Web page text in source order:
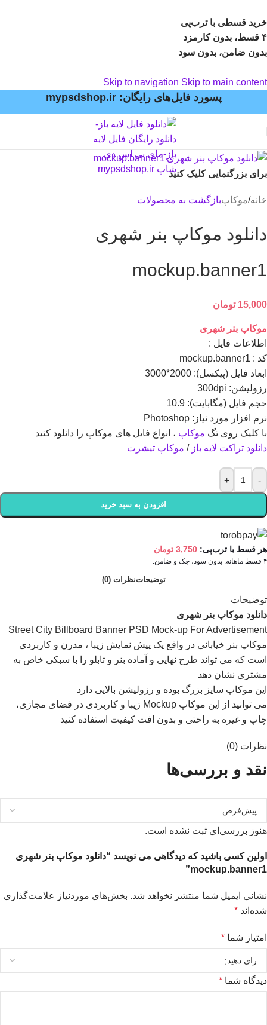
خرید قسطی با ترب‌پی
۴ قسط، بدون کارمزد
بدون ضامن، بدون سود
Skip to navigation Skip to main content
پسورد فایل‌های رایگان: mypsdshop.ir
برای بزرگنمایی کلیک کنید
خانه/موکاپبازگشت به محصولات
دانلود موکاپ بنر شهری
mockup.banner1
15,000 تومان
موکاپ بنر شهری
اطلاعات فايل :
کد : mockup.banner1
ابعاد فايل (پيکسل): 2000*3000
رزوليشن: 300dpi
حجم فايل (مگابايت): 10.9
نرم افزار مورد نياز: Photoshop
با کلیک روی تگ موکاپ ، انواع فایل های موکاپ را دانلود کنید
دانلود تراکت لایه باز / موکاپ تیشرت
-
+
افزودن به سبد خرید
هر قسط با ترب‌پی: 3,750 تومان
۴ قسط ماهانه. بدون سود، چک و ضامن.
توضیحاتنظرات (0)
توضیحات
دانلود موکاپ بنر شهری
Street City Billboard Banner PSD Mock-up For Advertisement
موکاپ بنر خیابانی در واقع يک پيش نمايش زيبا ، مدرن و کاربردی
است که مي تواند طرح نهایی و آماده بنر و تابلو را با سبکی خاص به
مشتری نشان دهد
اين موکاپ سايز بزرگ بوده و رزوليشن بالايی دارد
می توانيد از اين موکاپ Mockup زيبا و کاربردی در فضای مجازی،
چاپ و غيره به راحتی و بدون افت کيفيت استفاده کنيد
نظرات (0)
نقد و بررسی‌ها
هنوز بررسی‌ای ثبت نشده است.
اولین کسی باشید که دیدگاهی می نویسد “دانلود موکاپ بنر شهری
mockup.banner1”
نشانی ایمیل شما منتشر نخواهد شد. بخش‌های موردنیاز علامت‌گذاری
شده‌اند *
امتیاز شما *
دیدگاه شما *